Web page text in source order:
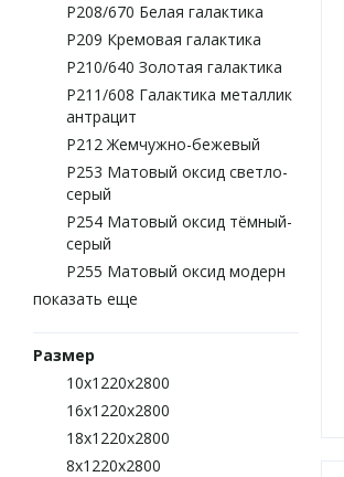
P208/670 Белая галактика
P209 Кремовая галактика
P210/640 Золотая галактика
P211/608 Галактика металлик
антрацит
P212 Жемчужно-бежевый
P253 Матовый оксид светло-
серый
P254 Матовый оксид тёмный-
серый
P255 Матовый оксид модерн
показать еще
Размер
10х1220х2800
16х1220х2800
18х1220х2800
8х1220х2800